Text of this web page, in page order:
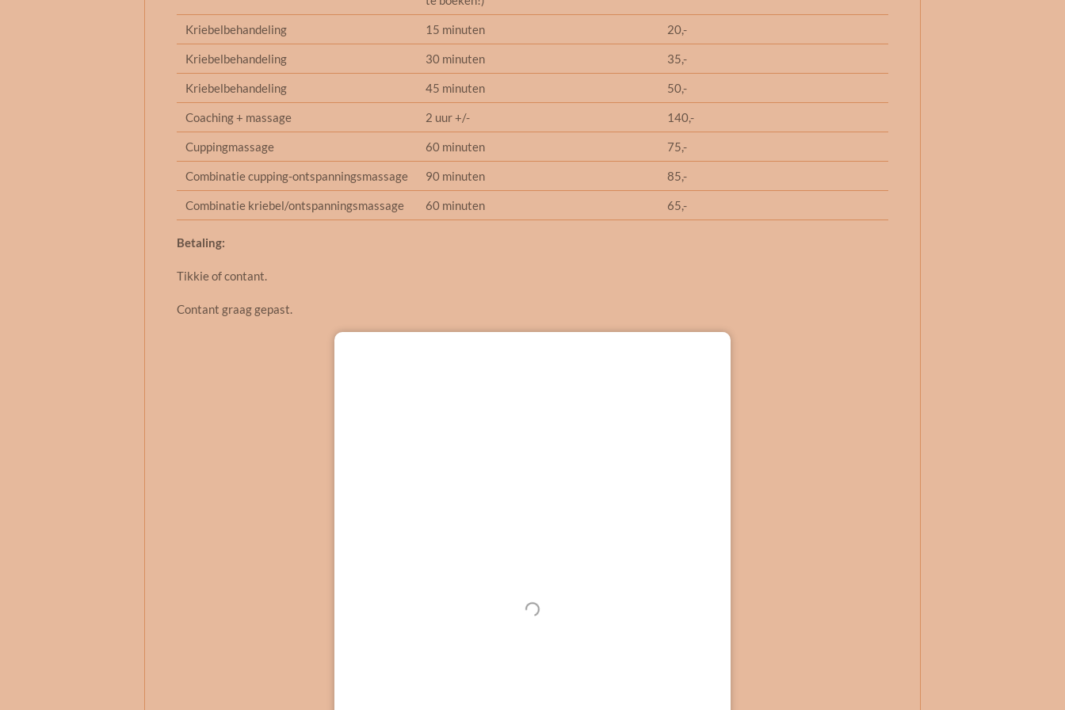
Kriebelbehandeling 15 minuten 20,-
Kriebelbehandeling 30 minuten 35,-
Kriebelbehandeling 45 minuten 50,-
Coaching + massage 2 uur +/- 140,-
Cuppingmassage 60 minuten 75,-
Combinatie cupping-ontspanningsmassage 90 minuten 85,-
Combinatie kriebel/ontspanningsmassage 60 minuten 65,-
Betaling:
Tikkie of contant.
Contant graag gepast.